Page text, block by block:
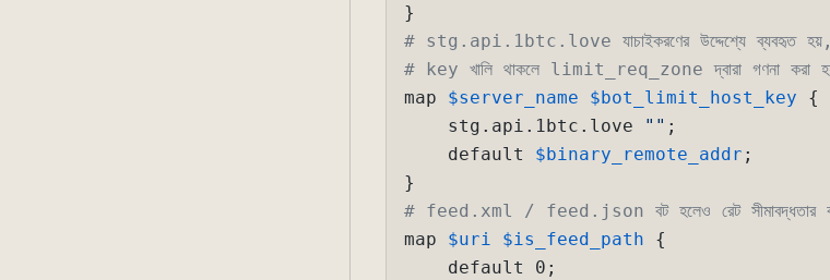
# stg.api.1btc.love যাচাইকরণের উদ্দেশ্যে ব্যবহৃত হয়,
# key খালি থাকলে limit_req_zone দ্বারা গণনা করা
map $server_name $bot_limit_host_key {
    stg.api.1btc.love
"" ;
    default
$binary_remote_addr ;
# feed.xml / feed.json বট হলেও রেট সীমাবদ্ধতার
map $uri $is_feed_path {
    default 0;